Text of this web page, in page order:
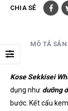
CHIA SẺ
MÔ TẢ
Kose Sekkisei
dụng như dưỡng
bước. Kết cấu